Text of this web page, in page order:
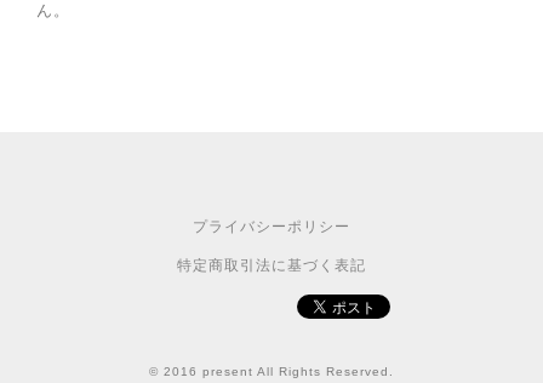
ん。
プライバシーポリシー
特定商取引法に基づく表記
© 2016 present All Rights Reserved.